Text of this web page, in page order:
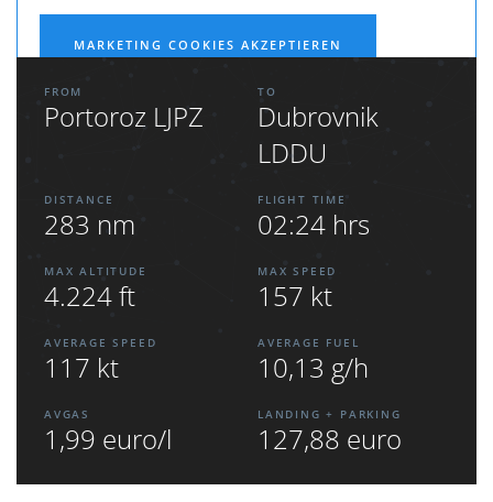
MARKETING COOKIES AKZEPTIEREN
FROM
Portoroz LJPZ
TO
Dubrovnik
LDDU
DISTANCE
283 nm
FLIGHT TIME
02:24 hrs
MAX ALTITUDE
4.224 ft
MAX SPEED
157 kt
AVERAGE SPEED
117 kt
AVERAGE FUEL
10,13 g/h
AVGAS
1,99 euro/l
LANDING + PARKING
127,88 euro